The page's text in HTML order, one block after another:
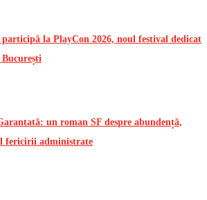
la PlayCon 2026, noul festival dedicat
un roman SF despre abundență,
fericirii administrate